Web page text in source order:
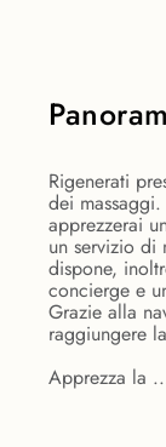
Rigenerati
dei
apprezzerai
un servizio di
dispone,
concierge e
Grazie alla
raggiungere
Apprezza la